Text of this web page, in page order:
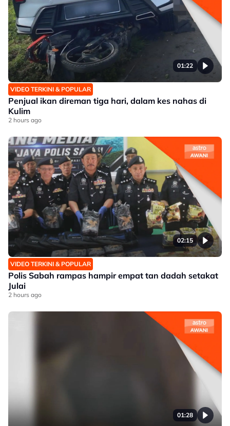
01:22
VIDEO TERKINI & POPULAR
Penjual ikan direman tiga hari, dalam kes nahas di
Kulim
2 hours ago
02:15
VIDEO TERKINI & POPULAR
Polis Sabah rampas hampir empat tan dadah setakat
Julai
2 hours ago
01:28